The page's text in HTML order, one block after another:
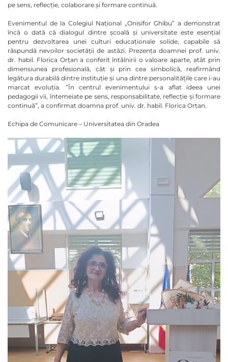
pe sens, reflecție, colaborare și formare continuă.
Evenimentul de la Colegiul Național „Onisifor Ghibu” a demonstrat
încă o dată că dialogul dintre școală și universitate este esențial
pentru dezvoltarea unei culturi educaționale solide, capabile să
răspundă nevoilor societății de astăzi. Prezența doamnei prof. univ.
dr. habil. Florica Orțan a conferit întâlnirii o valoare aparte, atât prin
dimensiunea profesională, cât și prin cea simbolică, reafirmând
legătura durabilă dintre instituție și una dintre personalitățile care i-au
marcat evoluția. ”În centrul evenimentului s-a aflat ideea unei
pedagogii vii, întemeiate pe sens, responsabilitate, reflecție și formare
continuă”, a confirmat doamna prof. univ. dr. habil. Florica Orțan.
Echipa de Comunicare – Universitatea din Oradea